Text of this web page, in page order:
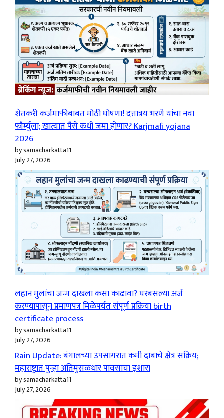
शेतकरी कर्जमाफीबाबत मोठी घोषणा! दत्तात्रय भरणे यांचा नवा
फॉर्म्युला; खात्यात पैसे कधी जमा होणार? Karjmafi yojana
2026
by samacharkatta11
July 27, 2026
लहान मुलांचा जन्म दाखला कसा काढावा? घरबसल्या अर्ज
करण्यापासून प्रमाणपत्र मिळेपर्यंत संपूर्ण प्रक्रिया birth
certificate process
by samacharkatta11
July 27, 2026
Rain Update: बंगालच्या उपसागरात कमी दाबाचे क्षेत्र सक्रिय;
महाराष्ट्रात पुन्हा अतिमुसळधार पावसाचा इशारा
by samacharkatta11
July 27, 2026